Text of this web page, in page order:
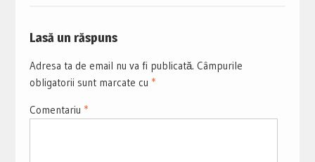
Lasă un răspuns
Adresa ta de email nu va fi publicată. Câmpurile
obligatorii sunt marcate cu *
Comentariu *